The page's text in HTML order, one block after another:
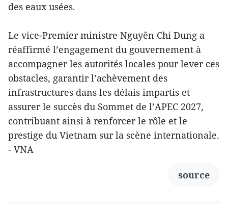
des eaux usées.
Le vice-Premier ministre Nguyên Chi Dung a
réaffirmé l’engagement du gouvernement à
accompagner les autorités locales pour lever ces
obstacles, garantir l’achèvement des
infrastructures dans les délais impartis et
assurer le succès du Sommet de l’APEC 2027,
contribuant ainsi à renforcer le rôle et le
prestige du Vietnam sur la scène internationale.
- VNA
source